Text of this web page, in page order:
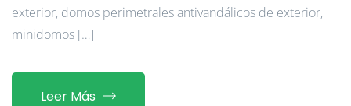
exterior, domos perimetrales antivandálicos de exterior,
minidomos […]
Leer Más